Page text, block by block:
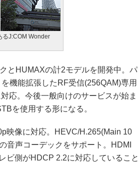
るJ:COM Wonder
とHUMAXの計2モデルを開発中。パ
機能拡張したRF受信(256QAM)専用
応。今後一般向けのサービスが始ま
を使用する形になる。
映像に対応。HEVC/H.265(Main 10
音声コーデックをサポート。HDMI
ビ側がHDCP 2.2に対応していること